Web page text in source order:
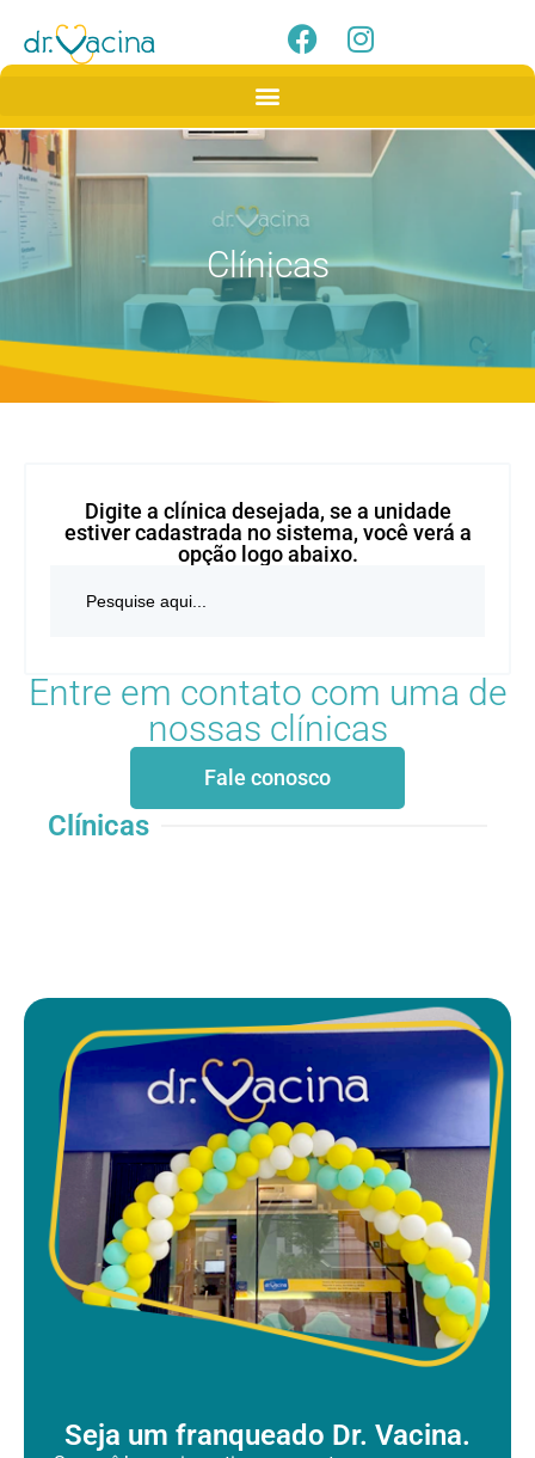
Clínicas
Digite a clínica desejada, se a unidade
estiver cadastrada no sistema, você verá a
opção logo abaixo.
Entre em contato com uma de
nossas clínicas
Fale conosco
Clínicas
Seja um franqueado Dr. Vacina.